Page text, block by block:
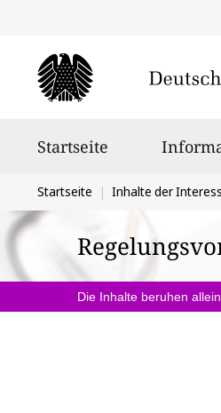
Startseite
Sie
befinden
sich
hier:
Startseite Inhalte der
Die Inhalte beruhen